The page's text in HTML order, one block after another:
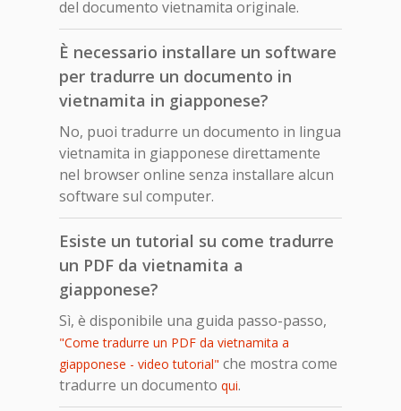
del documento vietnamita originale.
È necessario installare un software
per tradurre un documento in
vietnamita in giapponese?
No, puoi tradurre un documento in lingua
vietnamita in giapponese direttamente
nel browser online senza installare alcun
software sul computer.
Esiste un tutorial su come tradurre
un PDF da vietnamita a
giapponese?
Sì, è disponibile una guida passo-passo,
"Come tradurre un PDF da vietnamita a
giapponese - video tutorial" che mostra come
tradurre un documento qui.